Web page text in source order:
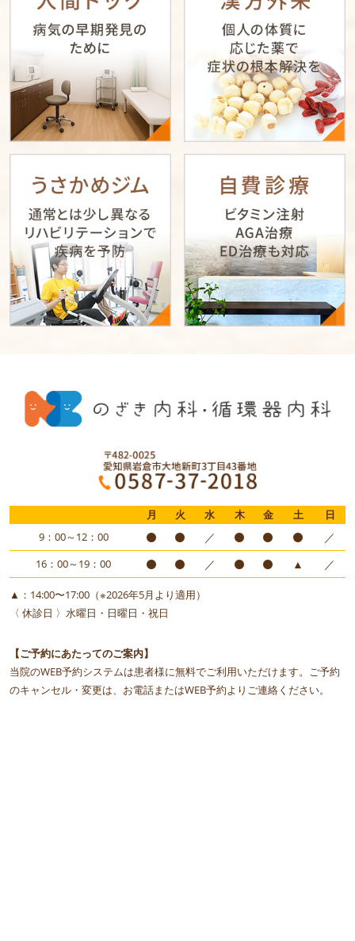
月 火 水 木 金 土
日
9：00～12：00
／ ／
16：00～19：00 ／ ▲ ／
▲：14:00〜17:00（※2026年5月より適用）
〈 休診日 〉水曜日・日曜日・祝日
【ご予約にあたってのご案内】
当院のWEB予約システムは患者様に無料でご利用いただけます。ご予約
のキャンセル・変更は、お電話またはWEB予約よりご連絡ください。